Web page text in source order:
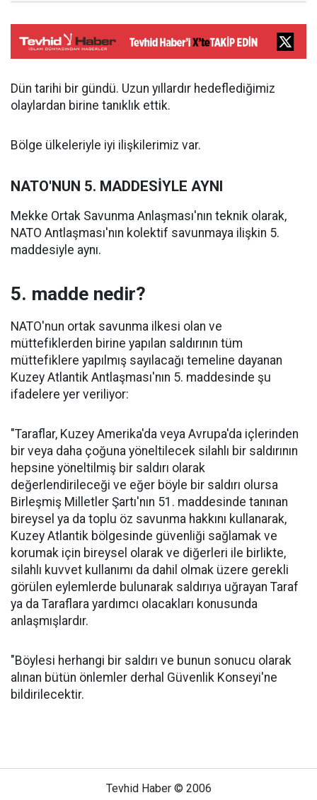
Dün tarihi bir gündü. Uzun yıllardır hedeflediğimiz
olaylardan birine tanıklık ettik.
Bölge ülkeleriyle iyi ilişkilerimiz var.
NATO'NUN 5. MADDESİYLE AYNI
Mekke Ortak Savunma Anlaşması'nın teknik olarak,
NATO Antlaşması'nın kolektif savunmaya ilişkin 5.
maddesiyle aynı.
5. madde nedir?
NATO'nun ortak savunma ilkesi olan ve
müttefiklerden birine yapılan saldırının tüm
müttefiklere yapılmış sayılacağı temeline dayanan
Kuzey Atlantik Antlaşması'nın 5. maddesinde şu
ifadelere yer veriliyor:
"Taraflar, Kuzey Amerika'da veya Avrupa'da içlerinden
bir veya daha çoğuna yöneltilecek silahlı bir saldırının
hepsine yöneltilmiş bir saldırı olarak
değerlendirileceği ve eğer böyle bir saldırı olursa
Birleşmiş Milletler Şartı'nın 51. maddesinde tanınan
bireysel ya da toplu öz savunma hakkını kullanarak,
Kuzey Atlantik bölgesinde güvenliği sağlamak ve
korumak için bireysel olarak ve diğerleri ile birlikte,
silahlı kuvvet kullanımı da dahil olmak üzere gerekli
görülen eylemlerde bulunarak saldırıya uğrayan Taraf
ya da Taraflara yardımcı olacakları konusunda
anlaşmışlardır.
"Böylesi herhangi bir saldırı ve bunun sonucu olarak
alınan bütün önlemler derhal Güvenlik Konseyi'ne
bildirilecektir.
Tevhid Haber © 2006